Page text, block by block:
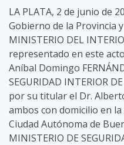
LA PLATA, 2 de junio de
Gobierno de la Provincia
MINISTERIO DEL
representado en este
Aníbal Domingo
SEGURIDAD INTERIOR
por su titular el Dr.
ambos con domicilio en la
Ciudad Autónoma de
MINISTERIO DE